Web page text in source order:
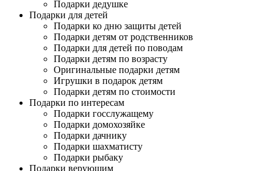
Подарки дедушке
Подарки для детей
Подарки ко дню защиты детей
Подарки детям от родственников
Подарки для детей по поводам
Подарки детям по возрасту
Оригинальные подарки детям
Игрушки в подарок детям
Подарки детям по стоимости
Подарки по интересам
Подарки госслужащему
Подарки домохозяйке
Подарки дачнику
Подарки шахматисту
Подарки рыбаку
Подарки верующим